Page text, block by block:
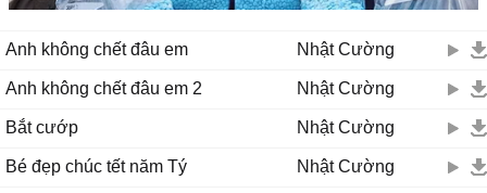
Anh không chết đâu em Nhật Cường
Anh không chết đâu em 2 Nhật Cường
Bắt cướp Nhật Cường
Bé đẹp chúc tết năm Tý Nhật Cường